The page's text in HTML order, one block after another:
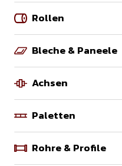
Rollen
Bleche & Paneele
Achsen
Paletten
Rohre & Profile